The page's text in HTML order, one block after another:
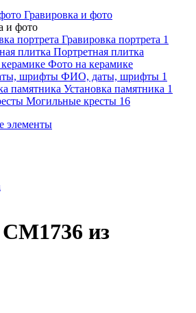
Гравировка и фото
и фото
Гравировка портрета 1
Портретная плитка
Фото на керамике
ФИО, даты, шрифты 1
Установка памятника 1
Могильные кресты 16
элементы
из